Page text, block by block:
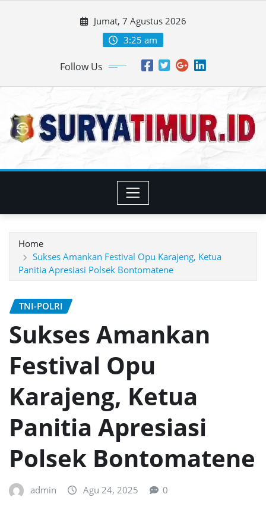
Jumat, 7 Agustus 2026
3:25 am
Follow Us
Home
Sukses Amankan Festival Opu Karajeng, Ketua
Panitia Apresiasi Polsek Bontomatene
TNI-POLRI
Sukses Amankan
Festival Opu
Karajeng, Ketua
Panitia Apresiasi
Polsek Bontomatene
admin Agu 24, 2025 0